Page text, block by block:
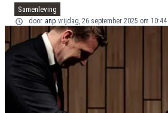
Samenleving
door anp vrijdag, 26 september 2025 om 10:44